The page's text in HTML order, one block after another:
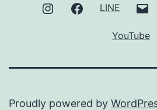
InstagramFacebook
LINE
ー
YouTube
Proudly powered by